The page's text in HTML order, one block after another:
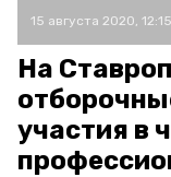
15 августа 2020, 12:15
На
участия в